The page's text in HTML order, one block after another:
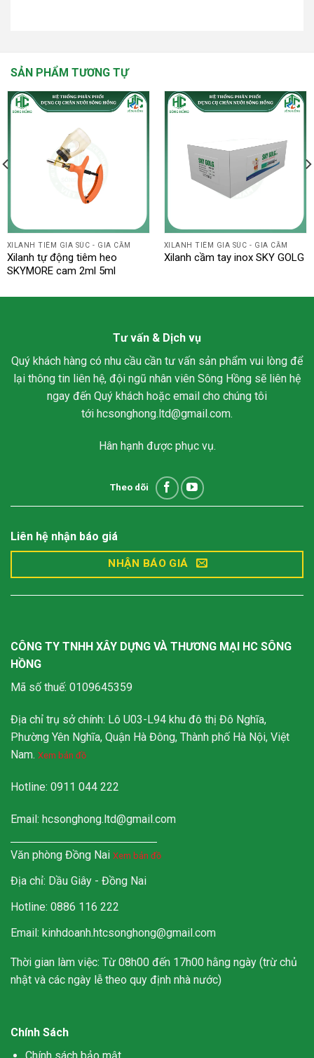
SẢN PHẨM TƯƠNG TỰ
XILANH TIÊM GIA SÚC - GIA CẦM
Xilanh tự động tiêm heo
SKYMORE cam 2ml 5ml
XILANH TIÊM GIA SÚC - GIA CẦM
Xilanh cầm tay inox SKY GOLG
Tư vấn & Dịch vụ
Quý khách hàng có nhu cầu cần tư vấn sản phẩm vui lòng để
lại thông tin liên hệ, đội ngũ nhân viên Sông Hồng sẽ liên hệ
ngay đến Quý khách hoặc email cho chúng tôi
tới hcsonghong.ltd@gmail.com.
Hân hạnh được phục vụ.
Theo dõi
Liên hệ nhận báo giá
NHẬN BÁO GIÁ
CÔNG TY TNHH XÂY DỰNG VÀ THƯƠNG MẠI HC SÔNG
HỒNG
Mã số thuế: 0109645359
Địa chỉ trụ sở chính: Lô U03-L94 khu đô thị Đô Nghĩa,
Phường Yên Nghĩa, Quận Hà Đông, Thành phố Hà Nội, Việt
Nam. Xem bản đồ
Hotline: 0911 044 222
Email: hcsonghong.ltd@gmail.com
Văn phòng Đồng Nai Xem bản đồ
Địa chỉ: Dầu Giây - Đồng Nai
Hotline: 0886 116 222
Email: kinhdoanh.htcsonghong@gmail.com
Thời gian làm việc: Từ 08h00 đến 17h00 hằng ngày (trừ chủ
nhật và các ngày lễ theo quy định nhà nước)
Chính Sách